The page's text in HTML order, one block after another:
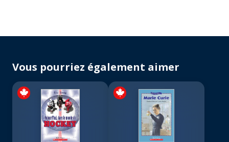
Vous pourriez également aimer